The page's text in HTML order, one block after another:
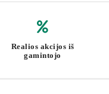
apkrova: 59 kg
kabliui: 5 kg
Realios akcijos iš
gamintojo